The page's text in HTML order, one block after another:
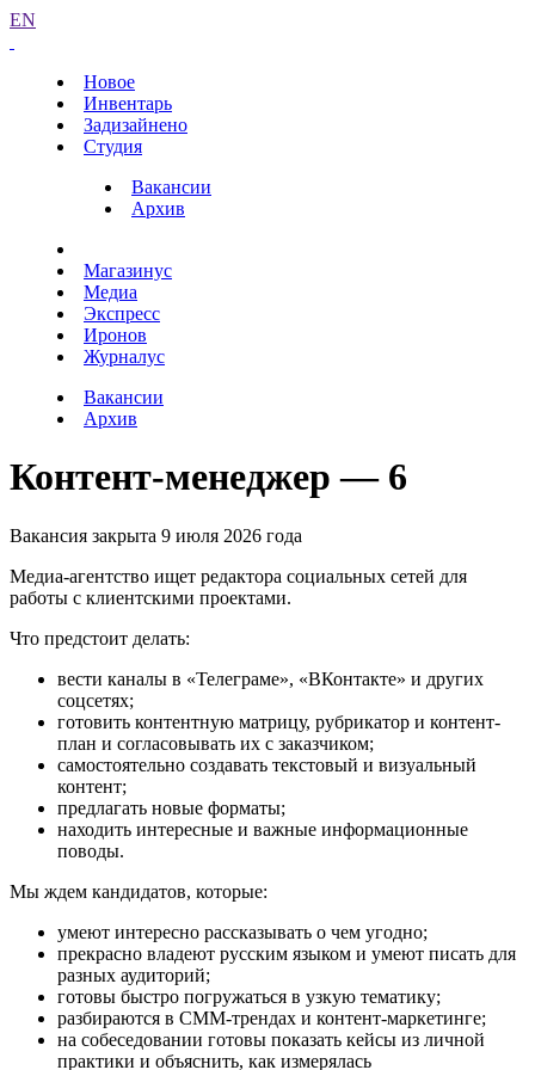
EN
Новое
Инвентарь
Задизайнено
Студия
Вакансии
Архив
Магазинус
Медиа
Экспресс
Иронов
Журналус
Вакансии
Архив
Контент-менеджер — 6
Вакансия закрыта 9 июля 2026 года
Медиа-агентство ищет редактора социальных сетей для
работы с клиентскими проектами.
Что предстоит делать:
вести каналы в «Телеграме», «ВКонтакте» и других
соцсетях;
готовить контентную матрицу, рубрикатор и контент-
план и согласовывать их с заказчиком;
самостоятельно создавать текстовый и визуальный
контент;
предлагать новые форматы;
находить интересные и важные информационные
поводы.
Мы ждем кандидатов, которые:
умеют интересно рассказывать о чем угодно;
прекрасно владеют русским языком и умеют писать для
разных аудиторий;
готовы быстро погружаться в узкую тематику;
разбираются в СММ-трендах и контент-маркетинге;
на собеседовании готовы показать кейсы из личной
практики и объяснить, как измерялась